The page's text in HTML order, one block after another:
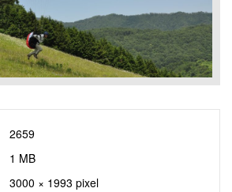
2659
1 MB
3000 × 1993 pixel